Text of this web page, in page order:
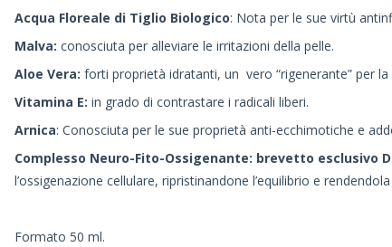
Acqua Floreale di Tiglio Biologico: Nota per le sue virtù
Malva: conosciuta per alleviare le irritazioni della pelle.
Aloe Vera: forti proprietà idratanti, un vero “rigenerante” per la
Vitamina E: in grado di contrastare i radicali liberi.
Arnica: Conosciuta per le sue proprietà anti-ecchimotiche e
Complesso Neuro-Fito-Ossigenante: brevetto esclusivo
l’ossigenazione cellulare, ripristinandone l’equilibrio e
Formato 50 ml.